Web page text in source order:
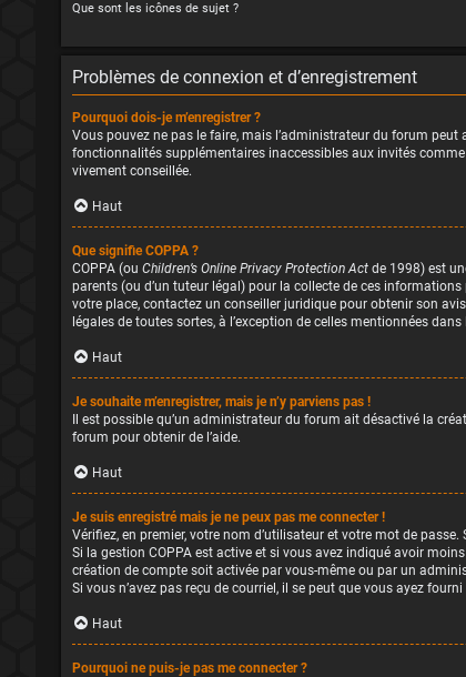
Que sont les icônes de sujet ?
Problèmes de connexion et d’enregistrement
Pourquoi dois-je m’enregistrer ?
Vous pouvez ne pas le faire, mais l’administrateur du forum peut
fonctionnalités supplémentaires inaccessibles aux invités comme
vivement conseillée.
Haut
Que signifie COPPA ?
COPPA (ou Children’s Online Privacy Protection Act de 1998) est
parents (ou d’un tuteur légal) pour la collecte de ces
votre place, contactez un conseiller juridique pour obtenir son
légales de toutes sortes, à l’exception de celles mentionnées
Haut
Je souhaite m’enregistrer, mais je n’y parviens pas !
Il est possible qu’un administrateur du forum ait désactivé la
forum pour obtenir de l’aide.
Haut
Je suis enregistré mais je ne peux pas me connecter !
Vérifiez, en premier, votre nom d’utilisateur et votre mot de
Si la gestion COPPA est active et si vous avez indiqué avoir
création de compte soit activée par vous-même ou par un
Si vous n’avez pas reçu de courriel, il se peut que vous ayez
Haut
Pourquoi ne puis-je pas me connecter ?